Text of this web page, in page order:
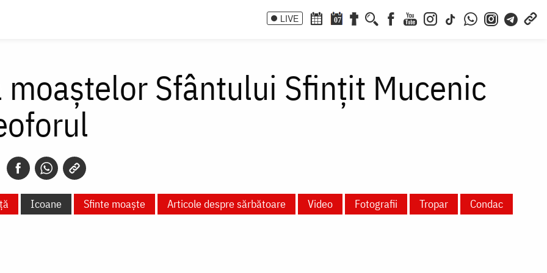
LIVE 07
moaștelor Sfântului Sfințit Mucenic
Icoane Sfinte moaște Articole despre sărbătoare Video Fotografii Tropar
Condac